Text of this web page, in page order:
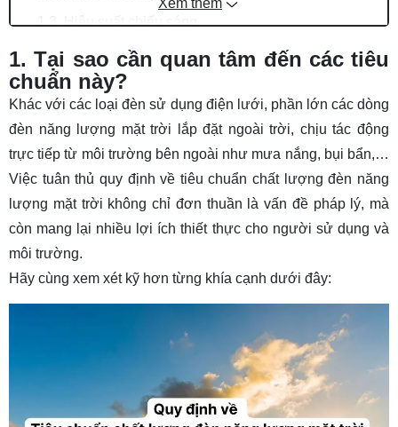
1.3. Hiệu suất chiếu sáng
1.4. Độ bền và tuổi thọ
1.5. Thân thiện với môi trường
2. Các tiêu chuẩn chất lượng quan trọng
2.1. Thông số kỹ thuật
2.2. Chất liệu đèn
2.3. Công nghệ
2.4. Chứng nhận chất lượng
3. Các thương hiệu đèn uy tín
Rạng Đông
Xem thêm
1. Tại sao cần quan tâm đến các tiêu
chuẩn này?
Khác với các loại đèn sử dụng điện lưới, phần lớn các dòng
đèn năng lượng mặt trời lắp đặt ngoài trời, chịu tác động
trực tiếp từ môi trường bên ngoài như mưa nắng, bụi bẩn,…
Việc tuân thủ quy định về tiêu chuẩn chất lượng đèn năng
lượng mặt trời không chỉ đơn thuần là vấn đề pháp lý, mà
còn mang lại nhiều lợi ích thiết thực cho người sử dụng và
môi trường.
Hãy cùng xem xét kỹ hơn từng khía cạnh dưới đây: